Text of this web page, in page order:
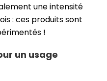
une intensité
: ces produits sont
!
un usage